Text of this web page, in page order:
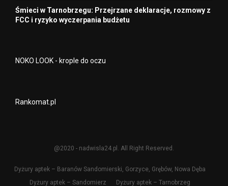
Śmieci w Tarnobrzegu: Przejrzane deklaracje, rozmowy z
FCC i ryzyko wyczerpania budżetu
NOKO LOOK - krople do oczu
Rankomat.pl
@2020 - nadwisla24.pl. All Right Reserved.
Dyżury aptek – Baranów Sandomierski, Gorzyce, Grębów, Nowa Dęba
Dyżury aptek – Sandomierz
Dyżury aptek – Tarnobrzeg